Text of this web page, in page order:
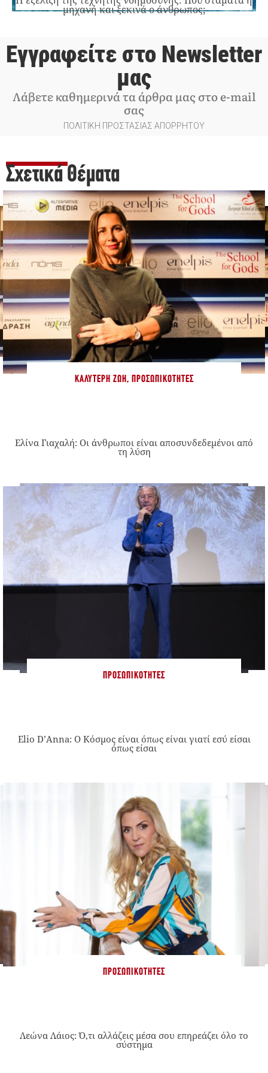
μηχανή και ξεκινά ο άνθρωπος;
Εγγραφείτε στο Newsletter
μας
Λάβετε καθημερινά τα άρθρα μας στο e-mail
σας
ΠΟΛΙΤΙΚΗ ΠΡΟΣΤΑΣΙΑΣ ΑΠΟΡΡΗΤΟΥ
Σχετικά Θέματα
ΚΑΛΎΤΕΡΗ ΖΩΉ, ΠΡΟΣΩΠΙΚΌΤΗΤΕΣ
Ελίνα Γιαχαλή: Οι άνθρωποι είναι αποσυνδεδεμένοι από
τη λύση
ΠΡΟΣΩΠΙΚΌΤΗΤΕΣ
Elio D’Anna: Ο Κόσμος είναι όπως είναι γιατί εσύ είσαι
όπως είσαι
ΠΡΟΣΩΠΙΚΌΤΗΤΕΣ
Λεώνα Λάιος: Ό,τι αλλάζεις μέσα σου επηρεάζει όλο το
σύστημα